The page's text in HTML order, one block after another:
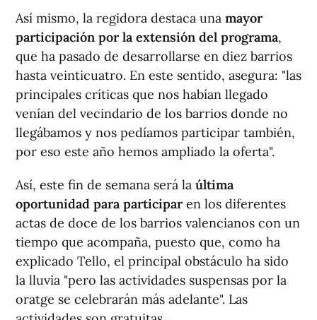
Así mismo, la regidora destaca una mayor
participación por la extensión del programa,
que ha pasado de desarrollarse en diez barrios
hasta veinticuatro. En este sentido, asegura: "las
principales críticas que nos habían llegado
venían del vecindario de los barrios donde no
llegábamos y nos pedíamos participar también,
por eso este año hemos ampliado la oferta".
Así, este fin de semana será la última
oportunidad para participaren los diferentes
actas de doce de los barrios valencianos con un
tiempo que acompaña, puesto que, como ha
explicado Tello, el principal obstáculo ha sido
la lluvia "pero las actividades suspensas por la
oratge se celebrarán más adelante". Las